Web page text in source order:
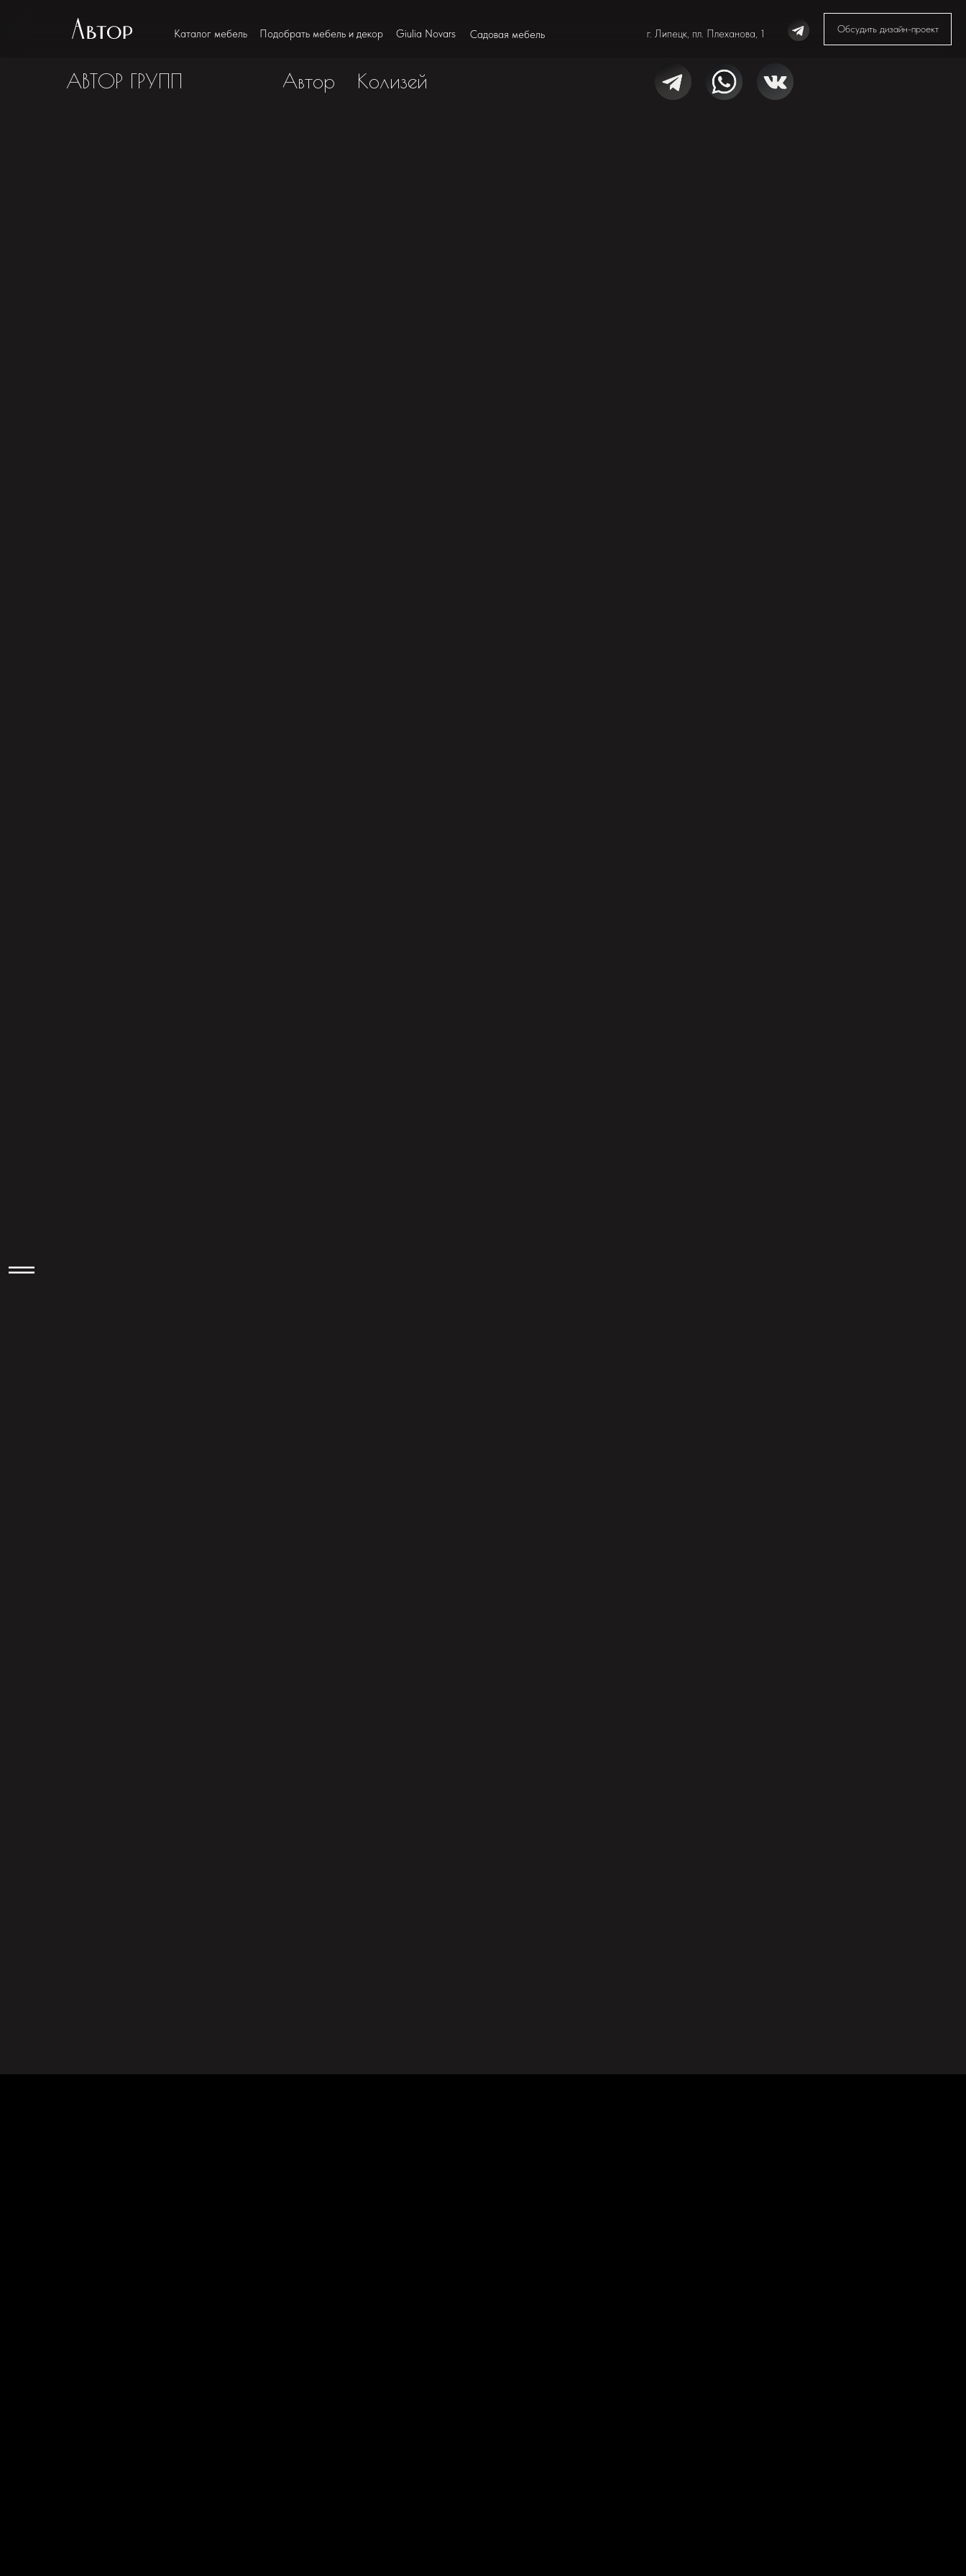
г. Липецк, пл. Плеханова, 1 Обсудить дизайн-проект
Садовая мебель
Giulia Novars
Подобрать мебель и декор
Каталог мебель
Автор Колизей
АВТОР ГРУПП